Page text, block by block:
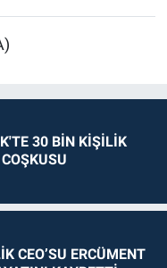
30 BİN KİŞİLİK
CEO’SU ERCÜMENT